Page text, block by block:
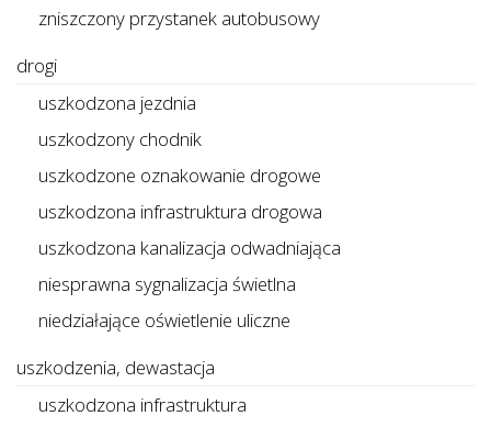
zniszczony przystanek autobusowy
drogi
uszkodzona jezdnia
uszkodzony chodnik
uszkodzone oznakowanie drogowe
uszkodzona infrastruktura drogowa
uszkodzona kanalizacja odwadniająca
niesprawna sygnalizacja świetlna
niedziałające oświetlenie uliczne
uszkodzenia, dewastacja
uszkodzona infrastruktura